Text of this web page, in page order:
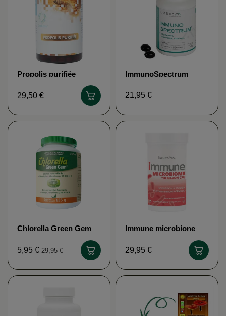
Propolis purifiée
29,50 €
ImmunoSpectrum
LORICA
21,95 €
Chlorella Green Gem
5,95 €29,95 €
Immune microbione
29,95 €